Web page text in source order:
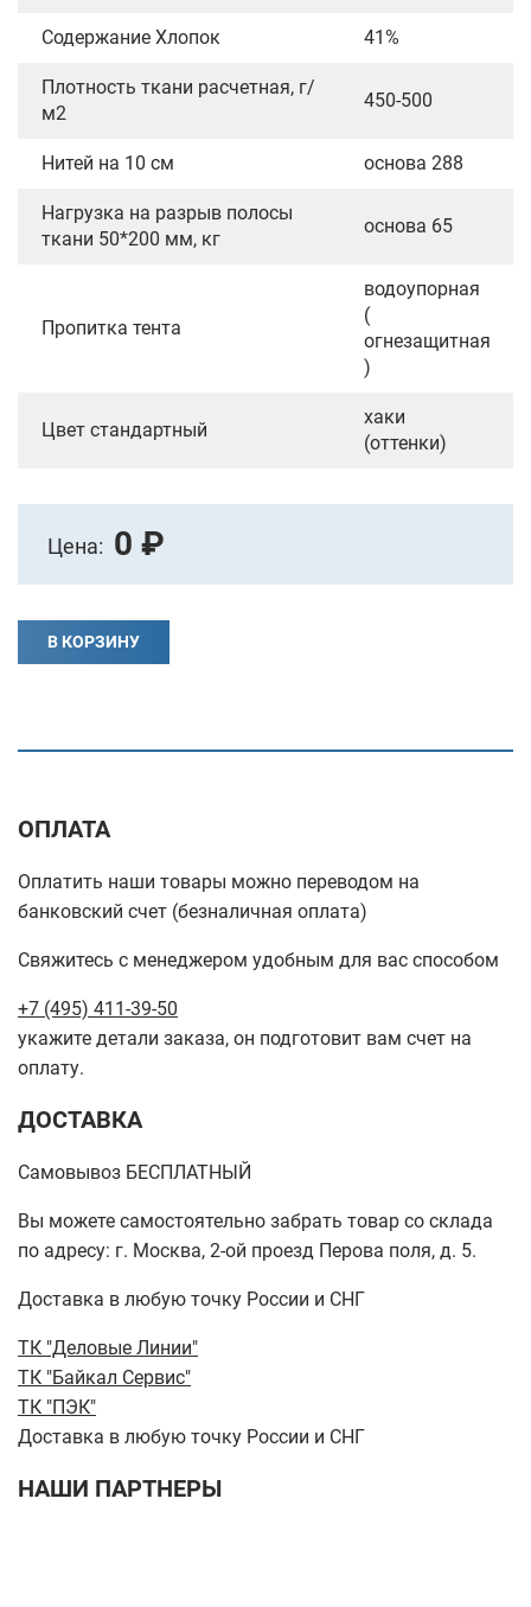
Содержание Хлопок 41%
Плотность ткани расчетная, г/
м2
450-500
Нитей на 10 см основа 288
Нагрузка на разрыв полосы
ткани 50*200 мм, кг
основа 65
Пропитка тента
водоупорная
(
огнезащитная
)
Цвет стандартный
хаки
(оттенки)
Цена: 0 ₽
В КОРЗИНУ
ОПЛАТА
Оплатить наши товары можно переводом на
банковский счет (безналичная оплата)
Свяжитесь с менеджером удобным для вас способом
+7 (495) 411-39-50
укажите детали заказа, он подготовит вам счет на
оплату.
ДОСТАВКА
Самовывоз БЕСПЛАТНЫЙ
Вы можете самостоятельно забрать товар со склада
по адресу: г. Москва, 2-ой проезд Перова поля, д. 5.
Доставка в любую точку России и СНГ
ТК "Деловые Линии"
ТК "Байкал Сервис"
ТК "ПЭК"
Доставка в любую точку России и СНГ
НАШИ ПАРТНЕРЫ